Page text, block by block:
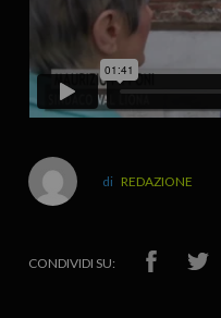
REDAZIONE
CONDIVIDI SU: